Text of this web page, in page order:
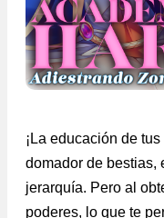
¡La educación de
domador de bestias,
jerarquía. Pero al
poderes, lo que te